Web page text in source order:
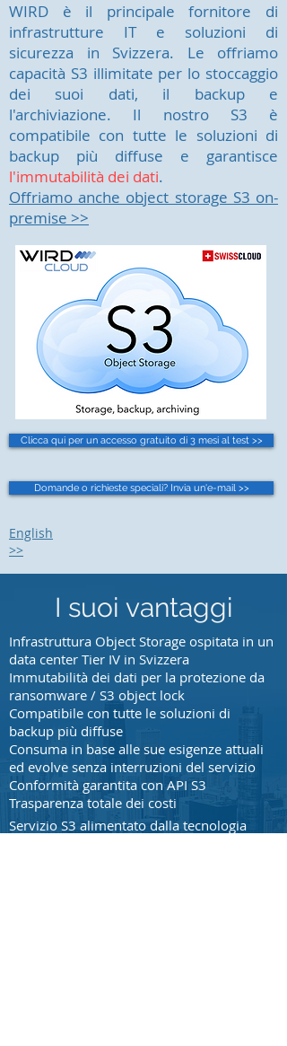
WIRD è il principale fornitore di
infrastrutture IT e soluzioni di
sicurezza in Svizzera. Le offriamo
capacità S3 illimitate per lo stoccaggio
dei suoi dati, il backup e
l'archiviazione. Il nostro S3 è
compatibile con tutte le soluzioni di
backup più diffuse e garantisce
l'immutabilità dei dati.
Offriamo anche object storage S3 on-
premise >>
Clicca qui per un accesso gratuito di 3 mesi al test >>
Domande o richieste speciali? Invia un'e-mail >>
English
>>
I suoi vantaggi
Infrastruttura Object Storage ospitata in un
data center Tier IV in Svizzera
Immutabilità dei dati per la protezione da
ransomware / S3 object lock
Compatibile con tutte le soluzioni di
backup più diffuse
Consuma in base alle sue esigenze attuali
ed evolve senza interruzioni del servizio
Conformità garantita con API S3
Trasparenza totale dei costi
Servizio S3 alimentato dalla tecnologia